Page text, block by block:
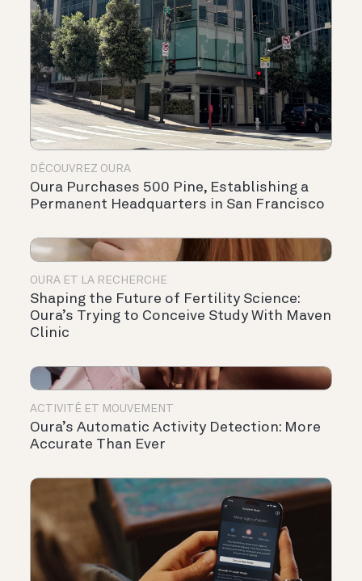
DÉCOUVREZ OURA
Oura Purchases 500 Pine, Establishing a
Permanent Headquarters in San Francisco
OURA ET LA RECHERCHE
Shaping the Future of Fertility Science:
Oura’s Trying to Conceive Study With Maven
Clinic
ACTIVITÉ ET MOUVEMENT
Oura’s Automatic Activity Detection: More
Accurate Than Ever